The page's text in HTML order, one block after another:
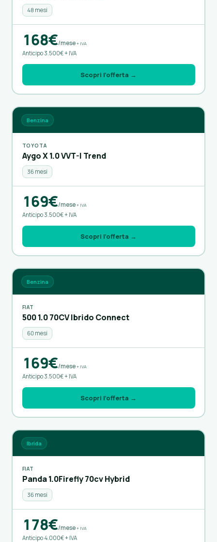
48 mesi
168€/mese+ IVA
Anticipo 3.500€ + IVA
Scopri l’offerta →
Benzina
TOYOTA
Aygo X 1.0 VVT-I Trend
36 mesi
169€/mese+ IVA
Anticipo 3.500€ + IVA
Scopri l’offerta →
Benzina
FIAT
500 1.0 70CV Ibrido Connect
60 mesi
169€/mese+ IVA
Anticipo 3.500€ + IVA
Scopri l’offerta →
Ibrida
FIAT
Panda 1.0Firefly 70cv Hybrid
36 mesi
178€/mese+ IVA
Anticipo 4.000€ + IVA